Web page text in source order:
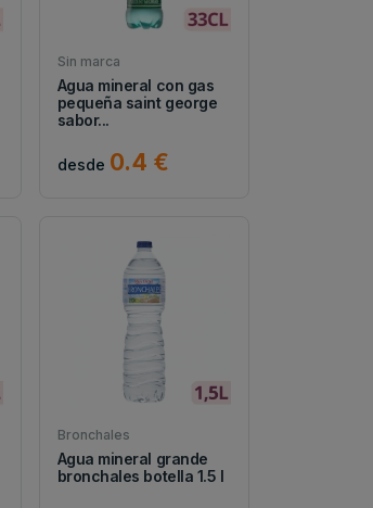
Sin marca
Agua mineral con gas
pequeña saint george
sabor...
desde 0.4 €
Bronchales
Agua mineral grande
bronchales botella 1.5 l